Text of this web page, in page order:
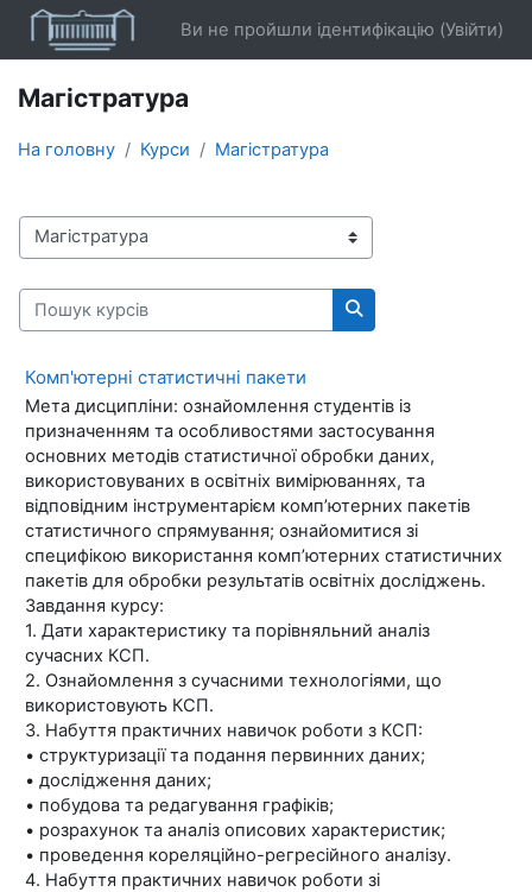
Перейти до головного вмісту
Ви не пройшли ідентифікацію (Увійти)
Магістратура
На головну Курси Магістратура
Категорії курсів
Пошук курсів
Пошук курсів
Комп'ютерні статистичні пакети
Мета дисципліни: ознайомлення студентів із
призначенням та особливостями застосування
основних методів статистичної обробки даних,
використовуваних в освітніх вимірюваннях, та
відповідним інструментарієм комп’ютерних пакетів
статистичного спрямування; ознайомитися зі
специфікою використання комп’ютерних статистичних
пакетів для обробки результатів освітніх досліджень.
Завдання курсу:
1. Дати характеристику та порівняльний аналіз
сучасних КСП.
2. Ознайомлення з сучасними технологіями, що
використовують КСП.
3. Набуття практичних навичок роботи з КСП:
• структуризації та подання первинних даних;
• дослідження даних;
• побудова та редагування графіків;
• розрахунок та аналіз описових характеристик;
• проведення кореляційно-регресійного аналізу.
4. Набуття практичних навичок роботи зі